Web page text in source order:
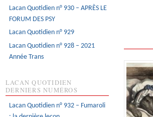
Lacan Quotidien n° 930 – APRÈS LE
FORUM DES PSY
Lacan Quotidien n° 929
Lacan Quotidien n° 928 – 2021
Année Trans
LACAN QUOTIDIEN
DERNIERS NUMÉROS
Lacan Quotidien n° 932 – Fumaroli